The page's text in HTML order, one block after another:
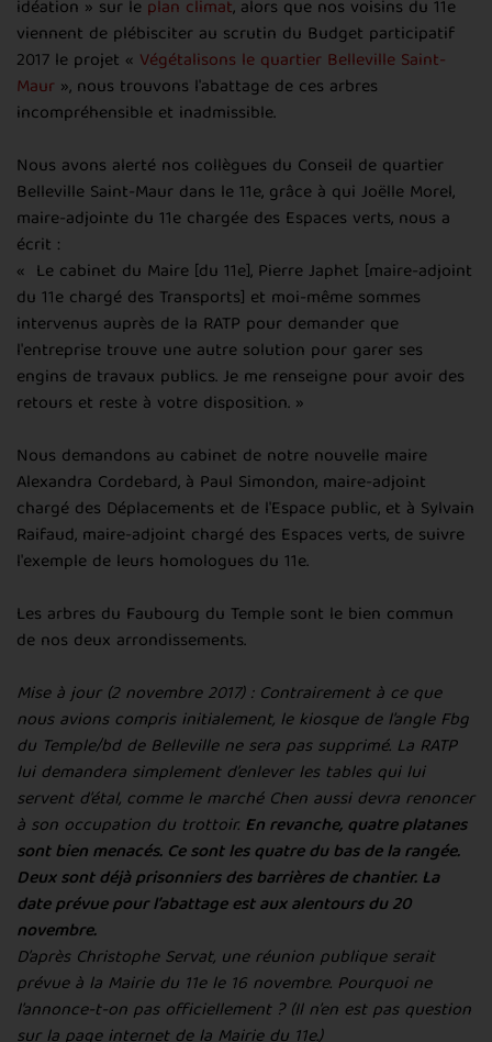
idéation » sur le plan climat, alors que nos voisins du 11e
viennent de plébisciter au scrutin du Budget participatif
2017 le projet « Végétalisons le quartier Belleville Saint-
Maur », nous trouvons l'abattage de ces arbres
incompréhensible et inadmissible.
Nous avons alerté nos collègues du Conseil de quartier
Belleville Saint-Maur dans le 11e, grâce à qui Joëlle Morel,
maire-adjointe du 11e chargée des Espaces verts, nous a
écrit :
« Le cabinet du Maire [du 11e], Pierre Japhet [maire-adjoint
du 11e chargé des Transports] et moi-même sommes
intervenus auprès de la RATP pour demander que
l'entreprise trouve une autre solution pour garer ses
engins de travaux publics. Je me renseigne pour avoir des
retours et reste à votre disposition. »
Nous demandons au cabinet de notre nouvelle maire
Alexandra Cordebard, à Paul Simondon, maire-adjoint
chargé des Déplacements et de l'Espace public, et à Sylvain
Raifaud, maire-adjoint chargé des Espaces verts, de suivre
l'exemple de leurs homologues du 11e.
Les arbres du Faubourg du Temple sont le bien commun
de nos deux arrondissements.
Mise à jour (2 novembre 2017) : Contrairement à ce que
nous avions compris initialement, le kiosque de l’angle Fbg
du Temple/bd de Belleville ne sera pas supprimé. La RATP
lui demandera simplement d’enlever les tables qui lui
servent d’étal, comme le marché Chen aussi devra renoncer
à son occupation du trottoir. En revanche, quatre platanes
sont bien menacés. Ce sont les quatre du bas de la rangée.
Deux sont déjà prisonniers des barrières de chantier. La
date prévue pour l’abattage est aux alentours du 20
novembre.
D’après Christophe Servat, une réunion publique serait
prévue à la Mairie du 11e le 16 novembre. Pourquoi ne
l’annonce-t-on pas officiellement ? (Il n’en est pas question